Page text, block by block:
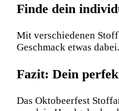
Finde dein
Mit verschiedenen
Geschmack etwas
Fazit: Dein
Das Oktobeerfest